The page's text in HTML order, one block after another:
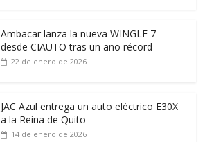
Ambacar lanza la nueva WINGLE 7
desde CIAUTO tras un año récord
22 de enero de 2026
JAC Azul entrega un auto eléctrico E30X
a la Reina de Quito
14 de enero de 2026